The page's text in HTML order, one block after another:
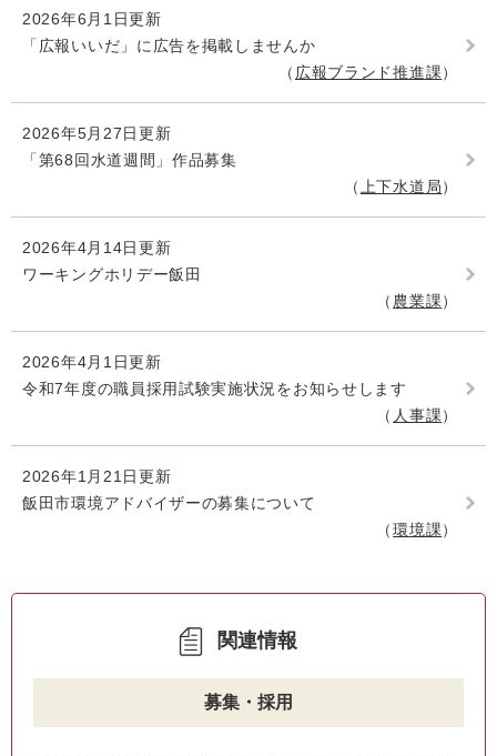
2026年6月1日更新
「広報いいだ」に広告を掲載しませんか
広報ブランド推進課
2026年5月27日更新
「第68回水道週間」作品募集
上下水道局
2026年4月14日更新
ワーキングホリデー飯田
農業課
2026年4月1日更新
令和7年度の職員採用試験実施状況をお知らせします
人事課
2026年1月21日更新
飯田市環境アドバイザーの募集について
環境課
関連情報
募集・採用